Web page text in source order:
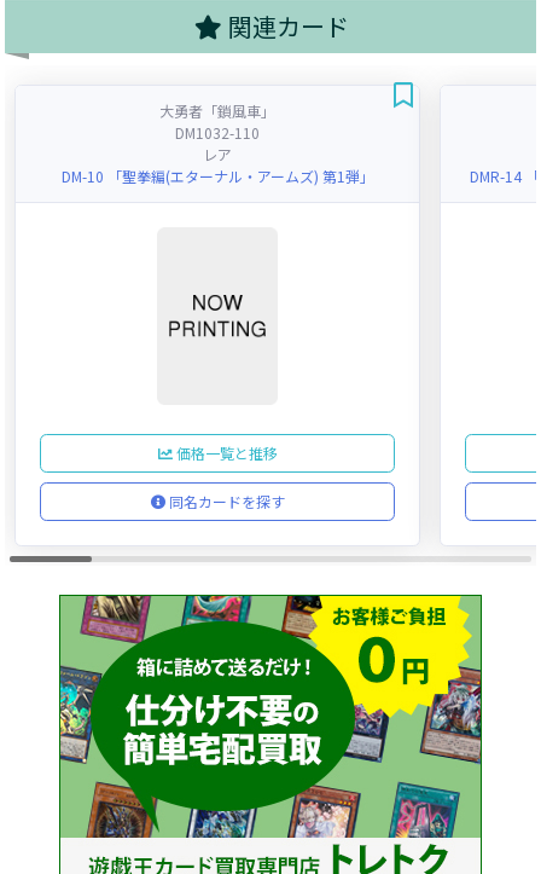
関連カード
大勇者「鎖風車」
DM1032-110
レア
DM-10 「聖拳編(エターナル・アームズ) 第1弾」
価格一覧と推移
同名カードを探す
DMR-14